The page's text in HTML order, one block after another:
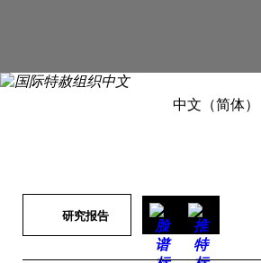
中文（简体）
研究报告